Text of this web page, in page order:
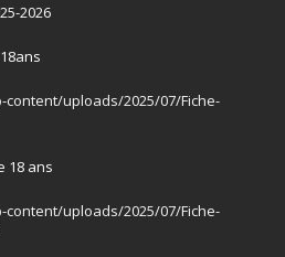
2026
uploads/2025/07/Fiche-
18 ans
uploads/2025/07/Fiche-